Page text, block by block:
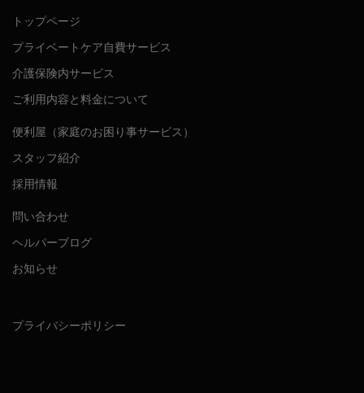
トップページ
プライベートケア自費サービス
介護保険内サービス
ご利用内容と料金について
便利屋（家庭のお困り事サービス）
スタッフ紹介
採用情報
問い合わせ
ヘルパーブログ
お知らせ
プライバシーポリシー